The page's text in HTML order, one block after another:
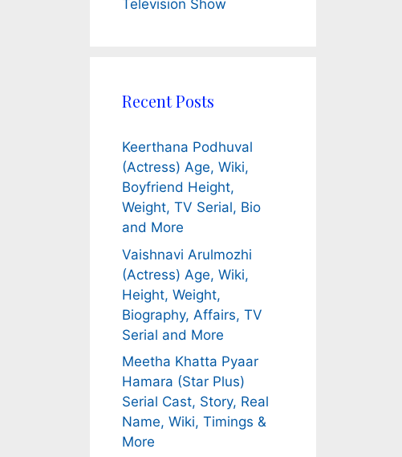
Television Show
Recent Posts
Keerthana Podhuval
(Actress) Age, Wiki,
Boyfriend Height,
Weight, TV Serial, Bio
and More
Vaishnavi Arulmozhi
(Actress) Age, Wiki,
Height, Weight,
Biography, Affairs, TV
Serial and More
Meetha Khatta Pyaar
Hamara (Star Plus)
Serial Cast, Story, Real
Name, Wiki, Timings &
More